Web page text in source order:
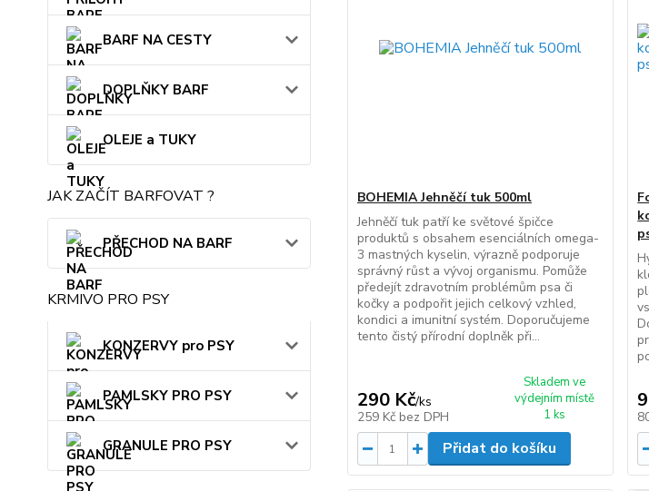
BARF NA CESTY
DOPLŇKY BARF
OLEJE a TUKY
JAK ZAČÍT BARFOVAT ?
PŘECHOD NA BARF
KRMIVO PRO PSY
KONZERVY pro PSY
PAMLSKY PRO PSY
GRANULE PRO PSY
BOHEMIA Jehněčí tuk 500ml
Jehněčí tuk patří ke světové špičce
produktů s obsahem esenciálních omega-
3 mastných kyselin, výrazně podporuje
správný růst a vývoj organismu. Pomůže
předejít zdravotním problémům psa či
kočky a podpořit jejich celkový vzhled,
kondici a imunitní systém. Doporučujeme
tento čistý přírodní doplněk při...
290 Kč/ks
259 Kč bez DPH
Skladem ve
výdejním místě
1 ks
Přidat do košíku